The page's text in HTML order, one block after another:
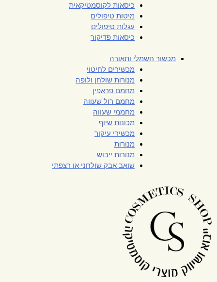
כיסאות לקוסמטיקאית
מיטות טיפולים
עגלות טיפולים
כיסאות פדיקור
מכשור חשמלי ותאורה
מכשירים לחיטוי
מנורות שולחן ולופה
מחמם פראפין
מחמם רול שעווה
מחממי שעווה
מכונות שיוף
מכשירי עיקור
מנורות
מנורות ייבוש
שואב אבק שולחני או רצפתי